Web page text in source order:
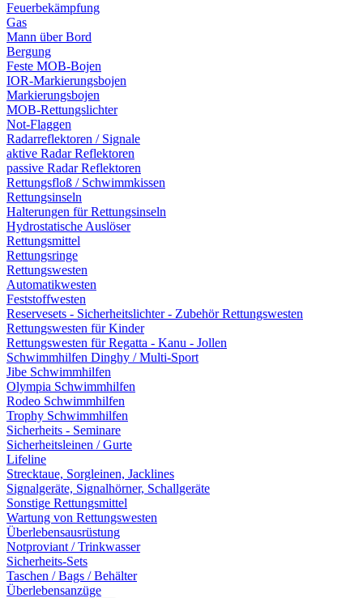
Feuerbekämpfung
Gas
Mann über Bord
Bergung
Feste MOB-Bojen
IOR-Markierungsbojen
Markierungsbojen
MOB-Rettungslichter
Not-Flaggen
Radarreflektoren / Signale
aktive Radar Reflektoren
passive Radar Reflektoren
Rettungsfloß / Schwimmkissen
Rettungsinseln
Halterungen für Rettungsinseln
Hydrostatische Auslöser
Rettungsmittel
Rettungsringe
Rettungswesten
Automatikwesten
Feststoffwesten
Reservesets - Sicherheitslichter - Zubehör Rettungswesten
Rettungswesten für Kinder
Rettungswesten für Regatta - Kanu - Jollen
Schwimmhilfen Dinghy / Multi-Sport
Jibe Schwimmhilfen
Olympia Schwimmhilfen
Rodeo Schwimmhilfen
Trophy Schwimmhilfen
Sicherheits - Seminare
Sicherheitsleinen / Gurte
Lifeline
Strecktaue, Sorgleinen, Jacklines
Signalgeräte, Signalhörner, Schallgeräte
Sonstige Rettungsmittel
Wartung von Rettungswesten
Überlebensausrüstung
Notproviant / Trinkwasser
Sicherheits-Sets
Taschen / Bags / Behälter
Überlebensanzüge